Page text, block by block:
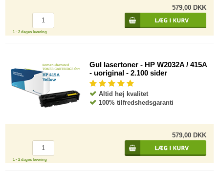
579,00 DKK
1 - 2 dages levering
Gul lasertoner - HP W2032A / 415A
- uoriginal - 2.100 sider
Altid høj kvalitet
100% tilfredshedsgaranti
579,00 DKK
1 - 2 dages levering